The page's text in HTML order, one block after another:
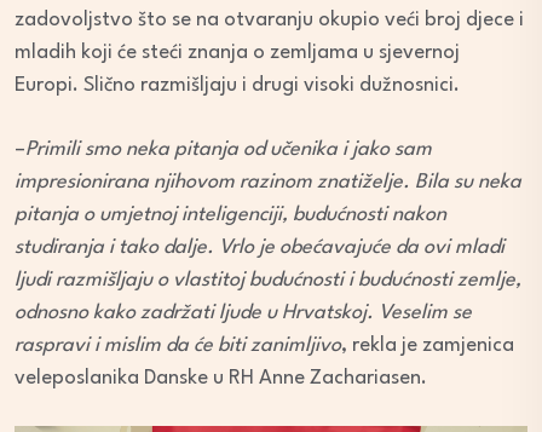
zadovoljstvo što se na otvaranju okupio veći broj djece i
mladih koji će steći znanja o zemljama u sjevernoj
Europi. Slično razmišljaju i drugi visoki dužnosnici.
–Primili smo neka pitanja od učenika i jako sam
impresionirana njihovom razinom znatiželje. Bila su neka
pitanja o umjetnoj inteligenciji, budućnosti nakon
studiranja i tako dalje. Vrlo je obećavajuće da ovi mladi
ljudi razmišljaju o vlastitoj budućnosti i budućnosti zemlje,
odnosno kako zadržati ljude u Hrvatskoj. Veselim se
raspravi i mislim da će biti zanimljivo, rekla je zamjenica
veleposlanika Danske u RH Anne Zachariasen.